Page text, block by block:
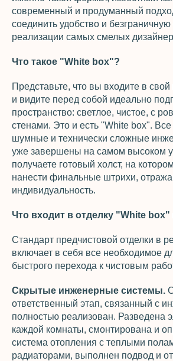
современный и продуманный
соединить удобство и
реализации самых смелых
Что такое "White box"?
Представьте, что вы входите в
и видите перед собой идеально
пространство: светлое, чистое, с
стенами. Это и есть "White box".
шумные и технически сложные
уже завершены на самом высоком
получаете готовый холст, на
нанести финальные штрихи,
индивидуальность.
Что входит в отделку "White box"
Стандарт предчистовой отделки в
включает в себя все необходимое
быстрого перехода к чистовым
Скрытые инженерные системы.
ответственный этап, связанный с
полностью реализован. Разведена
каждой комнаты, смонтирована и
система отопления с теплыми
радиаторами, выполнен подвод и